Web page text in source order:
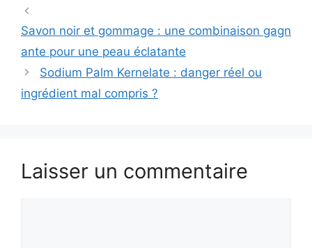
Savon noir et gommage : une combinaison gagn
ante pour une peau éclatante
Sodium Palm Kernelate : danger réel ou
ingrédient mal compris ?
Laisser un commentaire